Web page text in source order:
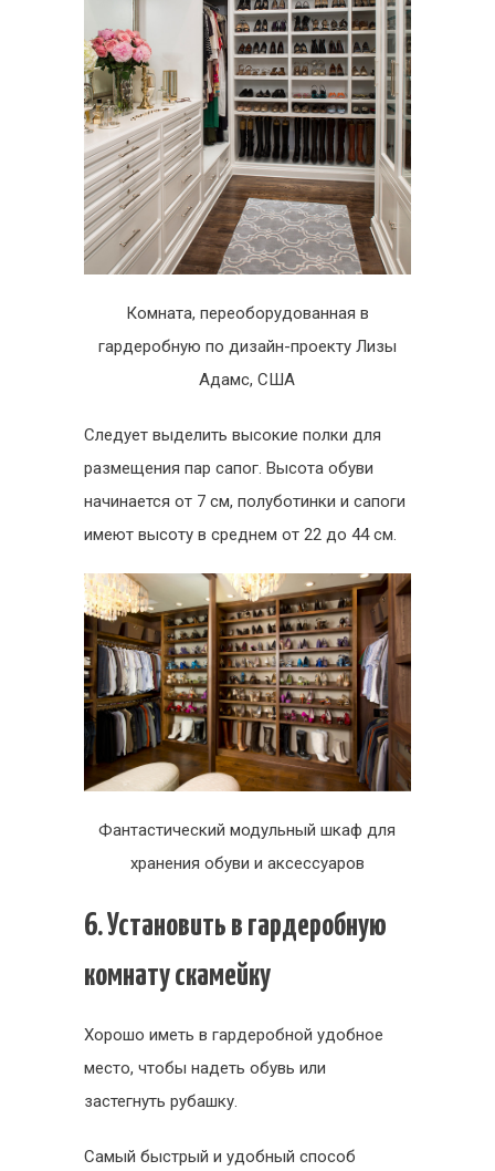
Комната, переоборудованная в
гардеробную по дизайн-проекту Лизы
Адамс, США
Следует выделить высокие полки для
размещения пар сапог. Высота обуви
начинается от 7 см, полуботинки и сапоги
имеют высоту в среднем от 22 до 44 см.
Фантастический модульный шкаф для
хранения обуви и аксессуаров
6. Установить в гардеробную
комнату скамейку
Хорошо иметь в гардеробной удобное
место, чтобы надеть обувь или
застегнуть рубашку.
Самый быстрый и удобный способ